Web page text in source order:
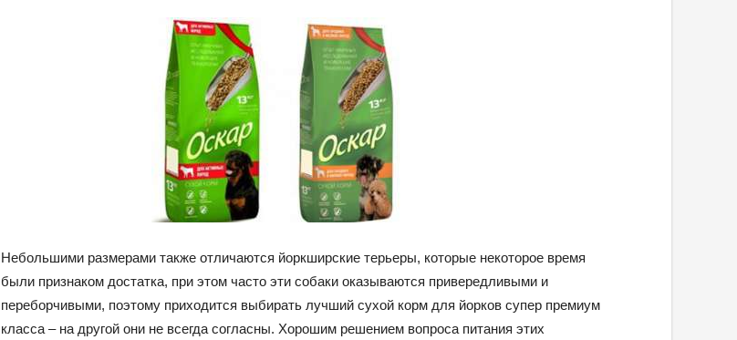
Небольшими размерами также отличаются йоркширские терьеры, которые некоторое время
были признаком достатка, при этом часто эти собаки оказываются привередливыми и
переборчивыми, поэтому приходится выбирать лучший сухой корм для йорков супер премиум
класса – на другой они не всегда согласны. Хорошим решением вопроса питания этих